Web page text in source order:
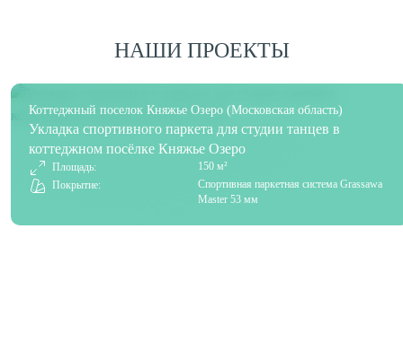
НАШИ ПРОЕКТЫ
Коттеджный поселок Княжье Озеро (Московская область)
Укладка спортивного паркета для студии танцев в
коттеджном посёлке Княжье Озеро
Площадь:
150 м²
Покрытие:
Спортивная паркетная система Grassawa
Master 53 мм